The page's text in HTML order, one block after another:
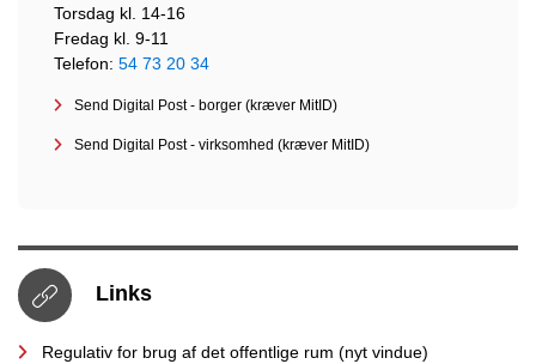
Torsdag kl. 14-16
Fredag kl. 9-11
Telefon: 54 73 20 34
Send Digital Post - borger (kræver MitID)
Send Digital Post - virksomhed (kræver MitID)
Links
Regulativ for brug af det offentlige rum (nyt vindue)